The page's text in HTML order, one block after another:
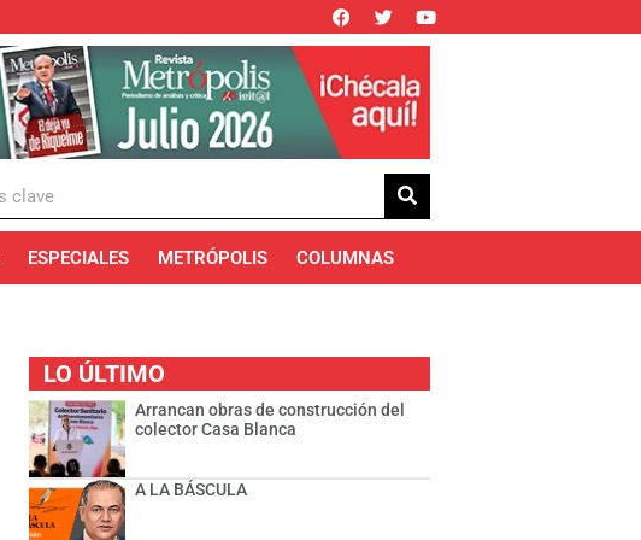
ESPECIALES METRÓPOLIS COLUMNAS
LO ÚLTIMO
Arrancan obras de construcción del
colector Casa Blanca
A LA BÁSCULA